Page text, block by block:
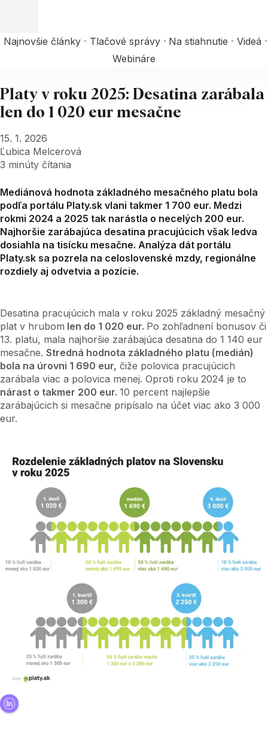
Najnovšie články Tlačové správy Na stiahnutie
Videá
Webináre
Platy v roku 2025: Desatina zarábala
len do 1 020 eur mesačne
15. 1. 2026
Ľubica Melcerová
3 minúty čítania
Mediánová hodnota základného mesačného platu bola
podľa portálu Platy.sk vlani takmer 1 700 eur. Medzi
rokmi 2024 a 2025 tak narástla o necelých 200 eur.
Najhoršie zarábajúca desatina pracujúcich však ledva
dosiahla na tisícku mesačne. Analýza dát portálu
Platy.sk sa pozrela na celoslovenské mzdy, regionálne
rozdiely aj odvetvia a pozície.
Desatina pracujúcich mala v roku 2025 základný mesačný
plat v hrubom len do 1 020 eur. Po zohľadnení bonusov či
13. platu, mala najhoršie zarábajúca desatina do 1 140 eur
mesačne. Stredná hodnota základného platu (medián)
bola na úrovni 1 690 eur, čiže polovica pracujúcich
zarábala viac a polovica menej. Oproti roku 2024 je to
nárast o takmer 200 eur. 10 percent najlepšie
zarábajúcich si mesačne pripísalo na účet viac ako 3 000
eur.